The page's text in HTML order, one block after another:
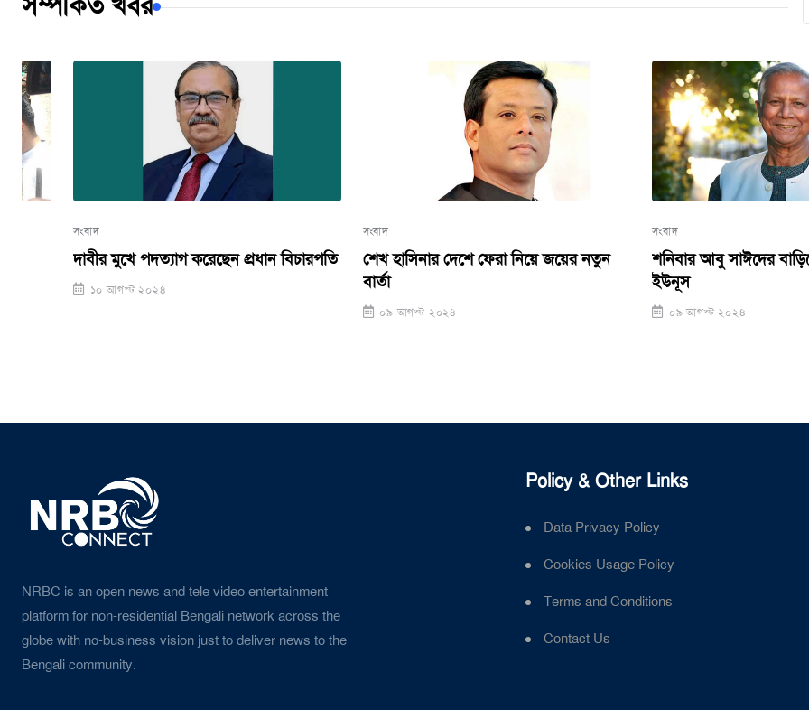
দাবীর মুখে পদত্যাগ করেছেন প্রধান বিচারপতি
১০ আগস্ট ২০২৪
শেখ হাসিনার দেশে ফেরা নিয়ে জয়ের নতুন
০৯ আগস্ট ২০২৪
শনিবার আবু সাঈদের বাড়িতে
০৯ আগস্ট ২০২৪
NRBC is an open news and tele video entertainment
platform for non-residential Bengali network across the
globe with no-business vision just to deliver news to the
Bengali community.
Policy & Other Links
Data Privacy Policy
Cookies Usage Policy
Terms and Conditions
Contact Us